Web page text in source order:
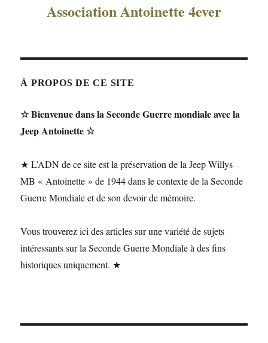
Association Antoinette 4ever
À PROPOS DE CE SITE
☆ Bienvenue dans la Seconde Guerre mondiale avec la
Jeep Antoinette ☆
★ L’ADN de ce site est la préservation de la Jeep Willys
MB « Antoinette » de 1944 dans le contexte de la Seconde
Guerre Mondiale et de son devoir de mémoire.
Vous trouverez ici des articles sur une variété de sujets
intéressants sur la Seconde Guerre Mondiale à des fins
historiques uniquement. ★